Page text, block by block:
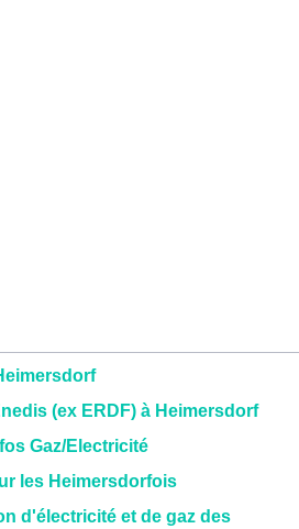
(ex ERDF) à Heimersdorf
Gaz/Electricité
les Heimersdorfois
d'électricité et de gaz des